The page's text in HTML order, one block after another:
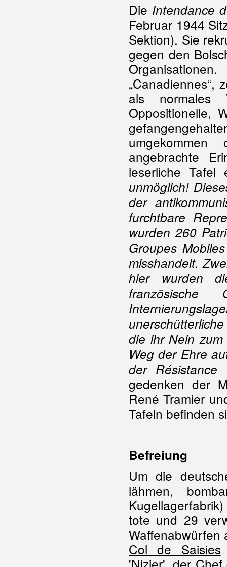
Die Intendance
Februar 1944
Sektion). Sie
gegen den
„Canadiennes“,
als normales
Oppositionelle,
angebrachte
leserliche
unmöglich!
der
furchtbare
wurden 260
Groupes
misshandelt.
hier wurden
französische
die ihr Nein
Weg der Ehre
der Résistance
gedenken der
René Tramier
Tafeln befinden
Befreiung
Um die
lähmen,
tote und 29
Waffenabwürfen
Col de Saisies